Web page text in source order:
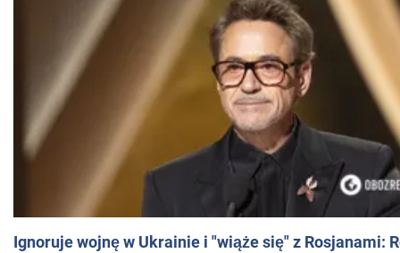
Ignoruje wojnę w Ukrainie i "wiąże się" z Rosjanami: